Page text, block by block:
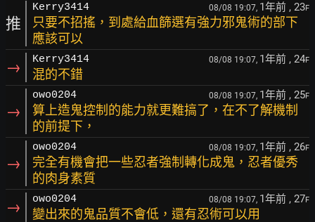
推
Kerry3414 08/08 19:07, 1年前 , 23F
只要不招搖，到處給血篩選有強力邪鬼術的部下
應該可以
→ Kerry3414 08/08 19:07, 1年前 , 24F
混的不錯
→
owo0204 08/08 19:07, 1年前 , 25F
算上造鬼控制的能力就更難搞了，在不了解機制
的前提下，
→
owo0204 08/08 19:07, 1年前 , 26F
完全有機會把一些忍者強制轉化成鬼，忍者優秀
的肉身素質
→ owo0204 08/08 19:07, 1年前 , 27F
變出來的鬼品質不會低，還有忍術可以用